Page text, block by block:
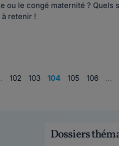
le congé maternité ?
retenir !
102 103 104 105 106 …
Dossiers